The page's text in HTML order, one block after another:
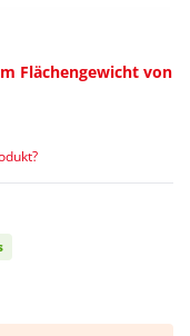
Flächengewicht von